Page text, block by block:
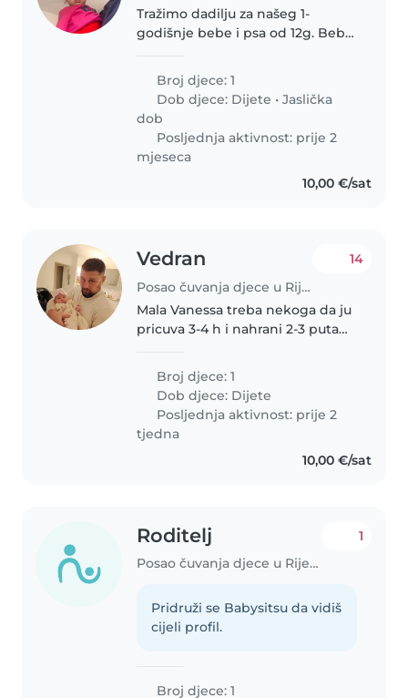
Tražimo dadilju za našeg 1-
godišnje bebe i psa od 12g. Beba
prijateljski raspoložen, pas je
spavač :). Nudimo sigurno i
ugodno okruženje u našem
domu.
Broj djece: 1
Dob djece: Dijete •Jaslička
dob
Posljednja aktivnost: prije 2
mjeseca
10,00 €/sat
Vedran
Posao čuvanja djece u Rijeka
14
Mala Vanessa treba nekoga da ju
pricuva 3-4 h i nahrani 2-3 puta
polovnim putevima, tj da dadilja
pomogne mami da se..
Broj djece: 1
Dob djece: Dijete
Posljednja aktivnost: prije 2
tjedna
10,00 €/sat
Roditelj
Posao čuvanja djece u Rijeka
1
Pridruži se Babysitsu da vidiš
cijeli profil.
Broj djece: 1